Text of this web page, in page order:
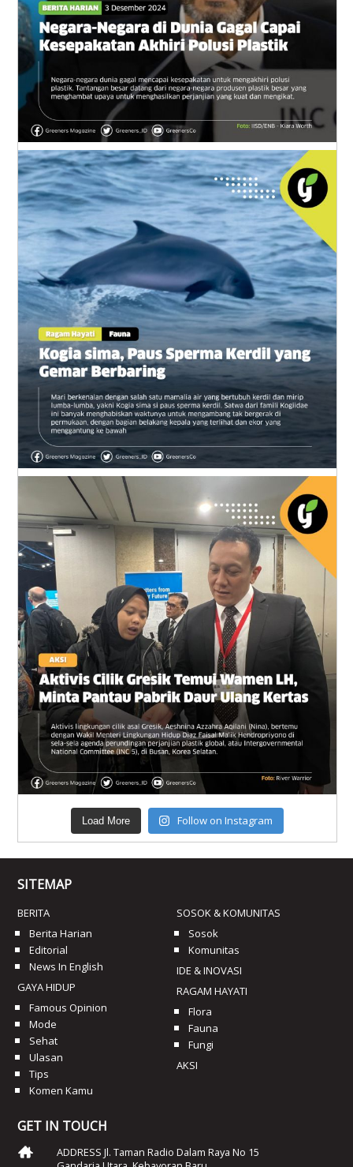
Load More Follow on Instagram
SITEMAP
BERITA
Berita Harian
Editorial
News In English
GAYA HIDUP
Famous Opinion
Mode
Sehat
Ulasan
Tips
Komen Kamu
SOSOK & KOMUNITAS
Sosok
Komunitas
IDE & INOVASI
RAGAM HAYATI
Flora
Fauna
Fungi
AKSI
GET IN TOUCH
ADDRESS Jl. Taman Radio Dalam Raya No 15